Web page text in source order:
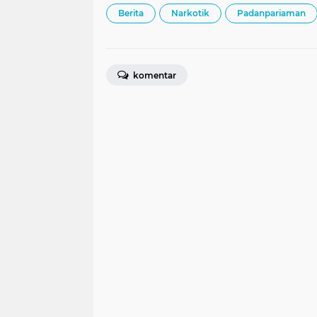
Berita Narkotik Padanpariaman
komentar